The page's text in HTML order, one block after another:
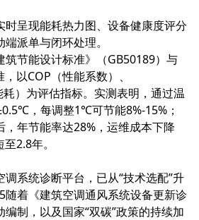
时呈现能耗热力图、设备健康度评分
派单与闭环处理。
筑节能设计标准》（GB50189）‌与‌
以COP（性能系数）、
）为评估指标。实测表明，通过温
，每调整1℃可节能8%-15%；
年节能率达28%，运维成本下降
2.8年。
系统诊断平台，已从“技术选配”升
随着《建筑空调通风系统设备更新诊
制，以及国家“双碳”政策的持续加